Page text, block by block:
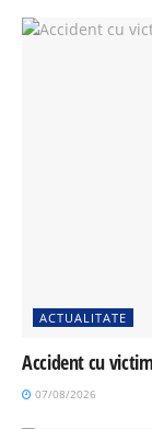
ACTUALITATE
Accident cu
07/08/2026